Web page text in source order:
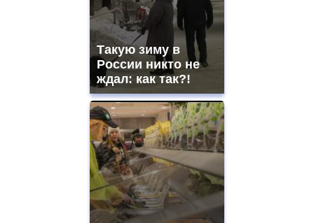
Такую зиму в
России никто не
ждал: как так?!